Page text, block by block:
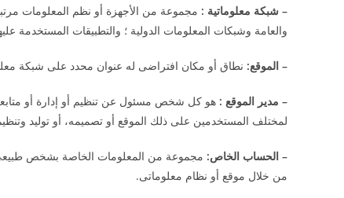
– شبكة معلوماتية : مجموعة من الأجهزة أو نظم المعلومات
والعامة وشبكات المعلومات الدولية ؛ والتطبيقات المستخدمة
– الموقع: نطاق أو مكان افتراضى له عنوان محدد على شبكة
– مدير الموقع : هو كل شخص مسئول عن تنظيم أو إدارة أو
لمختلف المستخدمين على ذلك الموقع أو تصميمه، أو توليد
– الحساب الخاص: مجموعة من المعلومات الخاصة بشخص طبيعى
من خلال موقع أو نظام معلوماتى.